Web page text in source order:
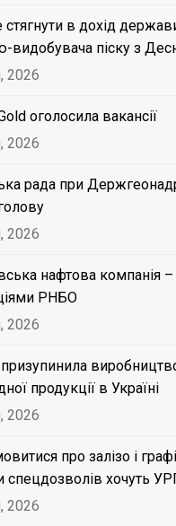
в дохід
видобувача піску з
2026
оголосила вакансії
2026
рада при
2026
нафтова компанія –
РНБО
2026
продукції в Україні
2026
про залізо і
спецдозволів хочуть
2026